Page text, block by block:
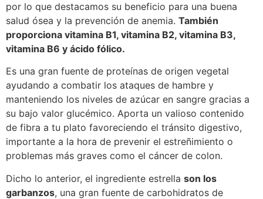
por lo que destacamos su beneficio para una buena
salud ósea y la prevención de anemia. También
proporciona vitamina B1, vitamina B2, vitamina B3,
vitamina B6 y ácido fólico.
Es una gran fuente de proteínas de origen vegetal
ayudando a combatir los ataques de hambre y
manteniendo los niveles de azúcar en sangre gracias a
su bajo valor glucémico. Aporta un valioso contenido
de fibra a tu plato favoreciendo el tránsito digestivo,
importante a la hora de prevenir el estreñimiento o
problemas más graves como el cáncer de colon.
Dicho lo anterior, el ingrediente estrella son los
garbanzos, una gran fuente de carbohidratos de